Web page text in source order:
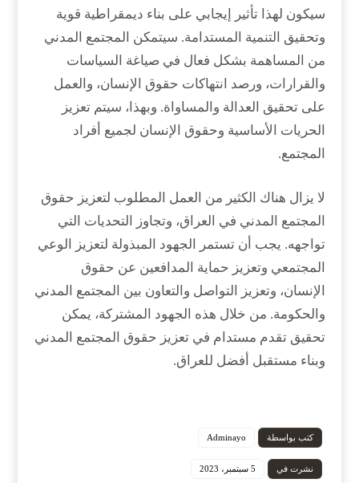
سيكون لهذا تأثير إيجابي على بناء ديمقراطية قوية
وتحقيق التنمية المستدامة. سيتمكن المجتمع المدني
من المساهمة بشكل فعال في صياغة السياسات
والقرارات، ورصد انتهاكات حقوق الإنسان، والعمل
على تحقيق العدالة والمساواة. وبهذا، سيتم تعزيز
الحريات الأساسية وحقوق الإنسان لجميع أفراد
المجتمع.
لا يزال هناك الكثير من العمل المطلوب لتعزيز حقوق
المجتمع المدني في العراق، وتجاوز التحديات التي
تواجهه. يجب أن تستمر الجهود المبذولة لتعزيز الوعي
المجتمعي وتعزيز حماية المدافعين عن حقوق
الإنسان، وتعزيز التواصل والتعاون بين المجتمع المدني
والحكومة. من خلال هذه الجهود المشتركة، يمكن
تحقيق تقدم مستدام في تعزيز حقوق المجتمع المدني
وبناء مستقبل أفضل للعراق.
كتب بواسطة Adminayo
نشرت في 5 سبتمبر، 2023